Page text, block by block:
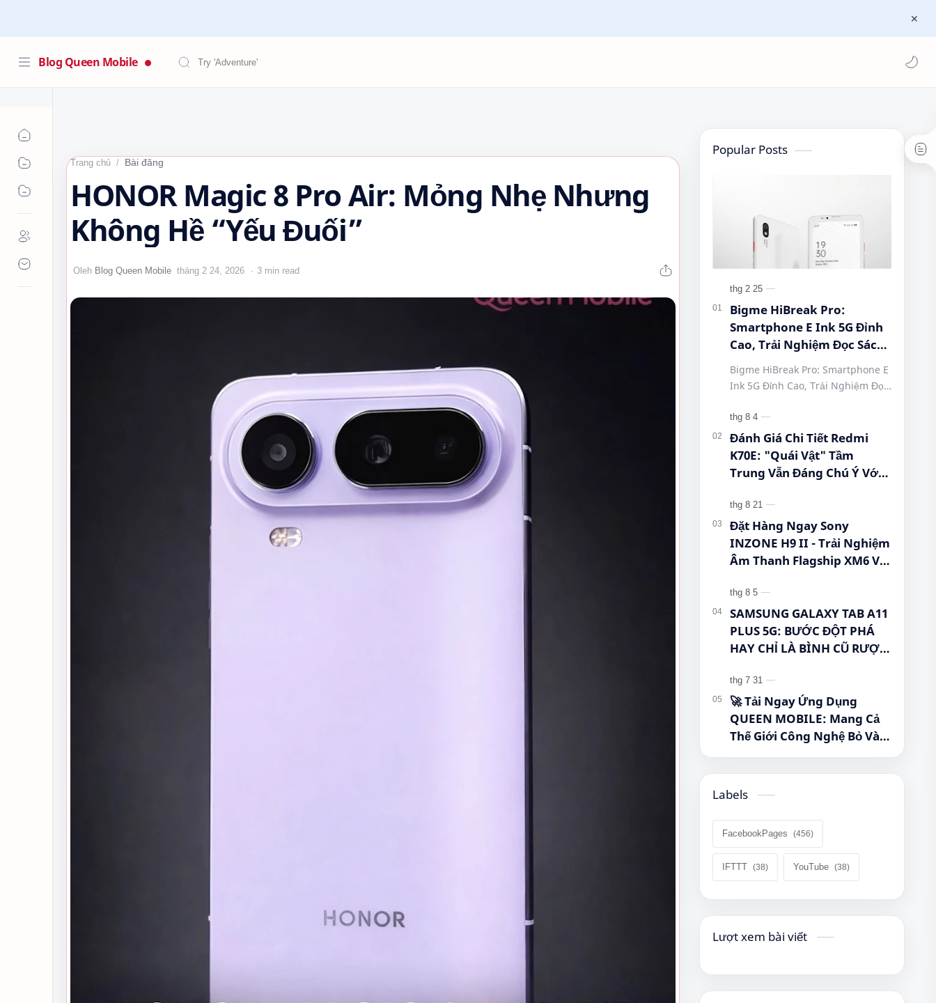
Blog Queen Mobile
Trang chủ Bài đăng
HONOR Magic 8 Pro Air: Mỏng Nhẹ Nhưng
Không Hề “Yếu Đuối”
3 min read
Popular Posts
Bigme HiBreak Pro:
Smartphone E Ink 5G Đỉnh
Cao, Trải Nghiệm Đọc Sách
Mobile! #BigmeHiBreakPro
#SmartphoneEInk
#QueenMobile
#HiBreakPro5G
#DienThoaiDocSach
#CongNgheMoi
#MuaSamThongMinh
#EInkPhone
#5GSmartphone
Bigme HiBreak Pro: Smartphone E
Ink 5G Đỉnh Cao, Trải Nghiệm Đọc
#BigmeHiBreakPro
#SmartphoneEInk #QueenMobile
#Hi…
Đánh Giá Chi Tiết Redmi
K70E: "Quái Vật" Tầm
Trung Vẫn Đáng Chú Ý Với
Hình 1.5K Và Pin 5.500 mAh
Đặt Hàng Ngay Sony
INZONE H9 II - Trải Nghiệm
Âm Thanh Flagship XM6 Với
SAMSUNG GALAXY TAB A11
PLUS 5G: BƯỚC ĐỘT PHÁ
HAY CHỈ LÀ BÌNH CŨ RƯỢU
#GalaxyTabA11Plus
#Tablet5G #QueenMobile
#MayTinhBang #CongNghe
🚀 Tải Ngay Ứng Dụng
QUEEN MOBILE: Mang Cả
Thế Giới Công Nghệ Bỏ Vào
Labels
FacebookPages
IFTTT YouTube
Lượt xem bài viết